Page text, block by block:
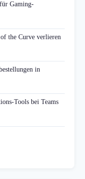
Gaming-
the Curve verlieren
in
Tools bei Teams